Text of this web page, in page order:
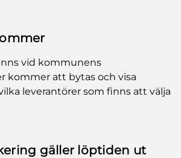
vid kommunens
kommer att bytas och visa
leverantörer som finns att välja
gäller löptiden ut